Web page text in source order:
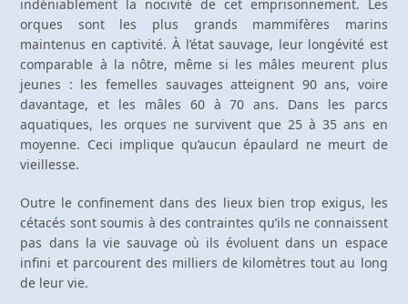
indéniablement la nocivité de cet emprisonnement. Les
orques sont les plus grands mammifères marins
maintenus en captivité. À l’état sauvage, leur longévité est
comparable à la nôtre, même si les mâles meurent plus
jeunes : les femelles sauvages atteignent 90 ans, voire
davantage, et les mâles 60 à 70 ans. Dans les parcs
aquatiques, les orques ne survivent que 25 à 35 ans en
moyenne. Ceci implique qu’aucun épaulard ne meurt de
vieillesse.
Outre le confinement dans des lieux bien trop exigus, les
cétacés sont soumis à des contraintes qu’ils ne connaissent
pas dans la vie sauvage où ils évoluent dans un espace
infini et parcourent des milliers de kilomètres tout au long
de leur vie.